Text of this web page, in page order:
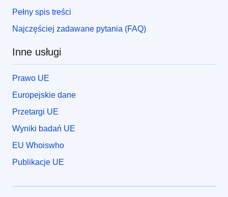
Pełny spis treści
Najczęściej zadawane pytania (FAQ)
Inne usługi
Prawo UE
Europejskie dane
Przetargi UE
Wyniki badań UE
EU Whoiswho
Publikacje UE